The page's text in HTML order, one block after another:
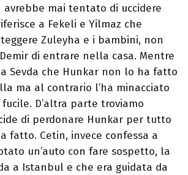
avrebbe mai tentato di uccidere
a Fekeli e Yilmaz che
Zuleyha e i bambini, non
di entrare nella casa. Mentre
Sevda che Hunkar non lo ha fatto
ma al contrario l’ha minacciato
D’altra parte troviamo
di perdonare Hunkar per tutto
fatto. Cetin, invece confessa a
un’auto con fare sospetto, la
a Istanbul e che era guidata da